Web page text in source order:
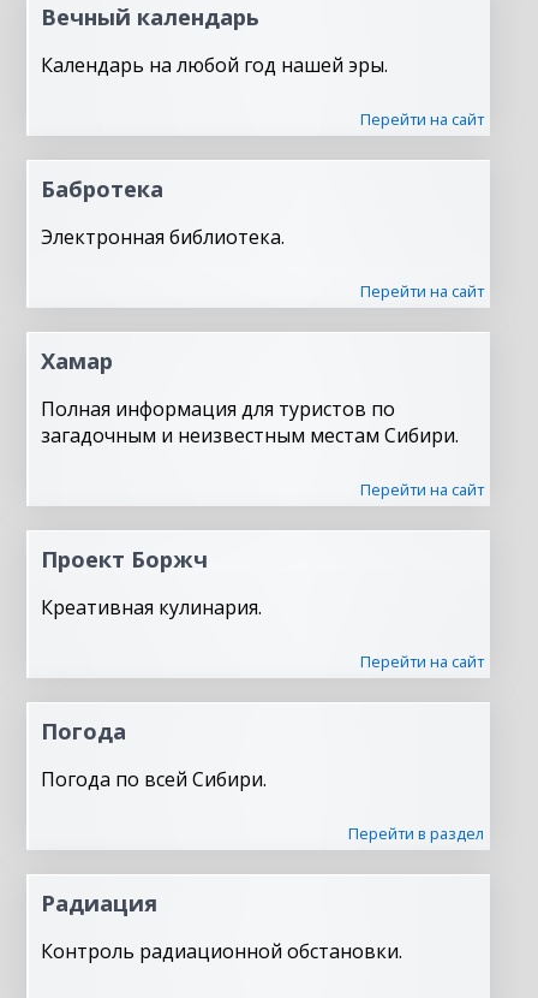
Вечный календарь
Календарь на любой год нашей эры.
Перейти на сайт
Бабротека
Электронная библиотека.
Перейти на сайт
Хамар
Полная информация для туристов по
загадочным и неизвестным местам Сибири.
Перейти на сайт
Проект Боржч
Креативная кулинария.
Перейти на сайт
Погода
Погода по всей Сибири.
Перейти в раздел
Радиация
Контроль радиационной обстановки.